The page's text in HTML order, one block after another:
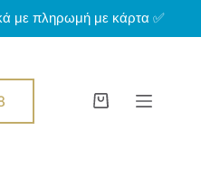
με πληρωμή με κάρτα ✅
Shopping